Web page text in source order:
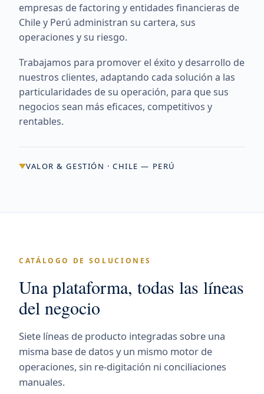
empresas de factoring y entidades financieras de
Chile y Perú administran su cartera, sus
operaciones y su riesgo.
Trabajamos para promover el éxito y desarrollo de
nuestros clientes, adaptando cada solución a las
particularidades de su operación, para que sus
negocios sean más eficaces, competitivos y
rentables.
VALOR & GESTIÓN · CHILE — PERÚ
CATÁLOGO DE SOLUCIONES
Una plataforma, todas las líneas
del negocio
Siete líneas de producto integradas sobre una
misma base de datos y un mismo motor de
operaciones, sin re-digitación ni conciliaciones
manuales.